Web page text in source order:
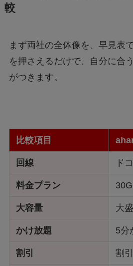
較
まず両社の全体像を、早見表
を押さえるだけで、自分に合
がつきます。
比較項目
回線 ド
料金プラン
大容量 大
かけ放題 5分
割引 割